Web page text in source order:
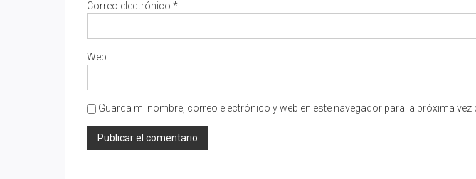
Correo electrónico *
Web
Guarda mi nombre, correo electrónico y web en este navegador para la próxima vez